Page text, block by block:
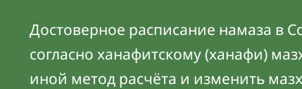
Достоверное расписание намаза в
согласно ханафитскому (ханафи)
иной метод расчёта и изменить